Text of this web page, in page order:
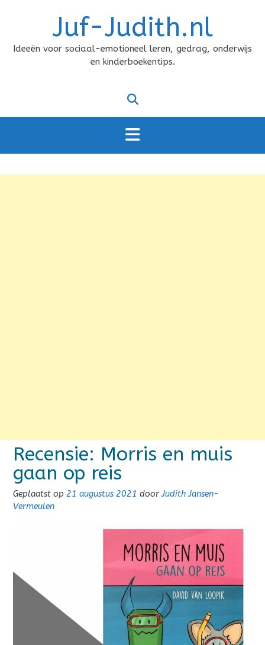
Juf-Judith.nl
Ideeën voor sociaal-emotioneel leren, gedrag, onderwijs
en kinderboekentips.
Recensie: Morris en muis
gaan op reis
Geplaatst op 21 augustus 2021 doorJudith Jansen-
Vermeulen